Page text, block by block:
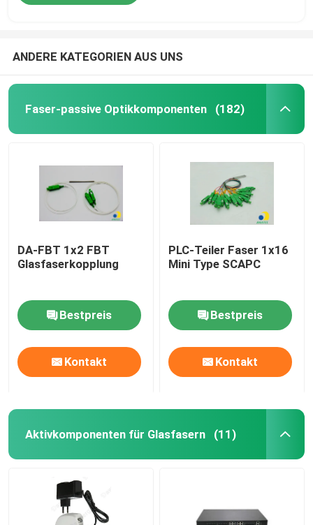
ANDERE KATEGORIEN AUS UNS
Faser-passive Optikkomponenten (182)
DA-FBT 1x2 FBT
Glasfaserkopplung
Bestpreis
Kontakt
PLC-Teiler Faser 1x16
Mini Type SCAPC
Bestpreis
Kontakt
Aktivkomponenten für Glasfasern (11)